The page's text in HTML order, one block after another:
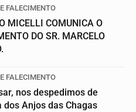
FALECIMENTO
MICELLI COMUNICA O
DO SR. MARCELO
FALECIMENTO
nos despedimos de
dos Anjos das Chagas